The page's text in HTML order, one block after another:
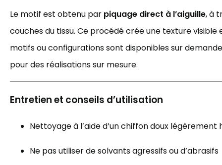
Le motif est obtenu par piquage direct à l’aiguille, à
couches du tissu. Ce procédé crée une texture visible
motifs ou configurations sont disponibles sur
pour des réalisations sur mesure.
Entretien et conseils d’utilisation
Nettoyage à l’aide d’un chiffon doux légèrement
Ne pas utiliser de solvants agressifs ou d’abrasifs